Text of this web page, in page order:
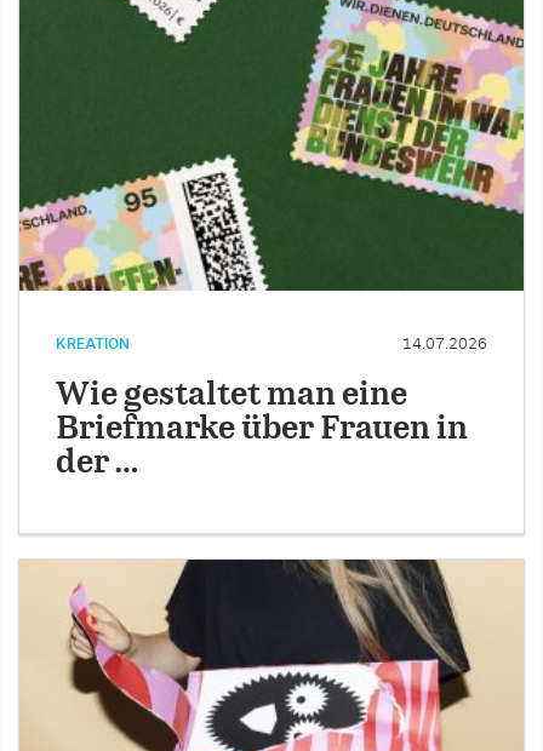
KREATION 14.07.2026
Wie gestaltet man eine
Briefmarke über Frauen in
der …